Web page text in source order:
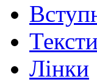
Тексти
Лінки